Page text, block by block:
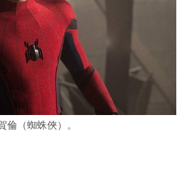
倫（蜘蛛俠）。